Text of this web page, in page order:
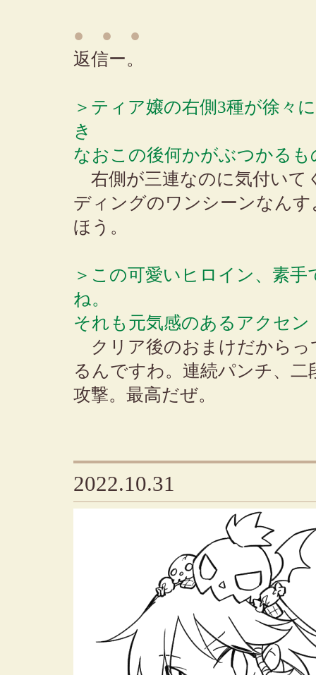
● ● ●
返信ー。
＞ティア嬢の右側3種が徐々
き
なおこの後何かがぶつかる
右側が三連なのに気付いて
ディングのワンシーンなん
ほう。
＞この可愛いヒロイン、素
ね。
それも元気感のあるアクセ
クリア後のおまけだからっ
るんですわ。連続パンチ、
攻撃。最高だぜ。
2022.10.31